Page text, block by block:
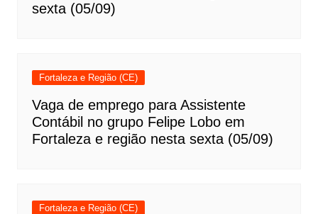
sexta (05/09)
Fortaleza e Região (CE)
Vaga de emprego para Assistente
Contábil no grupo Felipe Lobo em
Fortaleza e região nesta sexta (05/09)
Fortaleza e Região (CE)